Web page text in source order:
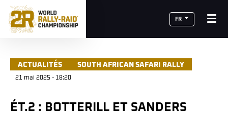
FR
ACTUALITÉS SOUTH AFRICAN SAFARI RALLY
21 mai 2025 - 18:20
ÉT.2 : BOTTERILL ET SANDERS